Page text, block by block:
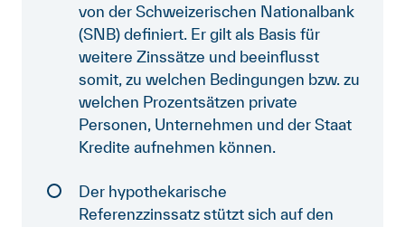
von der Schweizerischen Nationalbank
(SNB) definiert. Er gilt als Basis für
weitere Zinssätze und beeinflusst
somit, zu welchen Bedingungen bzw. zu
welchen Prozentsätzen private
Personen, Unternehmen und der Staat
Kredite aufnehmen können.
Der hypothekarische
Referenzzinssatz stützt sich auf den